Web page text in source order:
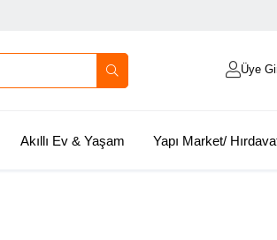
Üye
Akıllı Ev & Yaşam Yapı Market/